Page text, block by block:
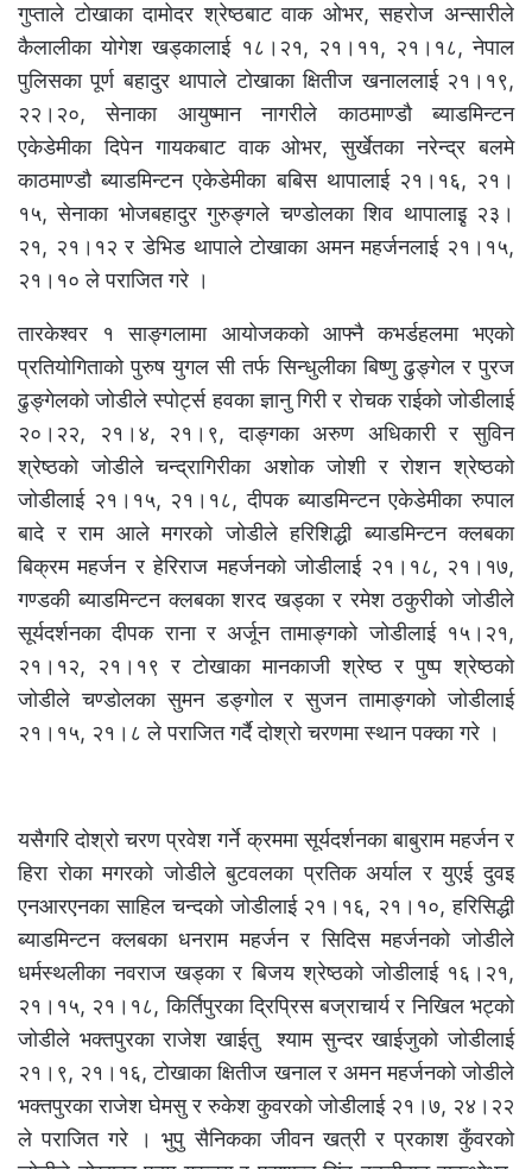
गुप्ताले टोखाका दामोदर श्रेष्ठबाट वाक ओभर, सहरोज अन्सारीले
कैलालीका योगेश खड्कालाई १८।२१, २१।११, २१।१८, नेपाल
पुलिसका पूर्ण बहादुर थापाले टोखाका क्षितीज खनाललाई २१।१९,
२२।२०, सेनाका आयुष्मान नागरीले काठमाण्डौ ब्याडमिन्टन
एकेडेमीका दिपेन गायकबाट वाक ओभर, सुर्खेतका नरेन्द्र बलमे
काठमाण्डौ ब्याडमिन्टन एकेडेमीका बबिस थापालाई २१।१६, २१।
१५, सेनाका भोजबहादुर गुरुङ्गले चण्डोलका शिव थापालाइृ २३।
२१, २१।१२ र डेभिड थापाले टोखाका अमन महर्जनलाई २१।१५,
२१।१० ले पराजित गरे ।
तारकेश्वर १ साङ्गलामा आयोजकको आफ्नै कभर्डहलमा भएको
प्रतियोगिताको पुरुष युगल सी तर्फ सिन्धुलीका बिष्णु ढुङ्गेल र पुरज
ढुङ्गेलको जोडीले स्पोर्ट्स हवका ज्ञानु गिरी र रोचक राईको जोडीलाई
२०।२२, २१।४, २१।९, दाङ्गका अरुण अधिकारी र सुविन
श्रेष्ठको जोडीले चन्द्रागिरीका अशोक जोशी र रोशन श्रेष्ठको
जोडीलाई २१।१५, २१।१८, दीपक ब्याडमिन्टन एकेडेमीका रुपाल
बादे र राम आले मगरको जोडीले हरिशिद्धी ब्याडमिन्टन क्लबका
बिक्रम महर्जन र हेरिराज महर्जनको जोडीलाई २१।१८, २१।१७,
गण्डकी ब्याडमिन्टन क्लबका शरद खड्का र रमेश ठकुरीको जोडीले
सूर्यदर्शनका दीपक राना र अर्जून तामाङ्गको जोडीलाई १५।२१,
२१।१२, २१।१९ र टोखाका मानकाजी श्रेष्ठ र पुष्प श्रेष्ठको
जोडीले चण्डोलका सुमन डङ्गोल र सुजन तामाङ्गको जोडीलाई
२१।१५, २१।८ ले पराजित गर्दै दोश्रो चरणमा स्थान पक्का गरे ।
यसैगरि दोश्रो चरण प्रवेश गर्ने क्रममा सूर्यदर्शनका बाबुराम महर्जन र
हिरा रोका मगरको जोडीले बुटवलका प्रतिक अर्याल र युएई दुवइ
एनआरएनका साहिल चन्दको जोडीलाई २१।१६, २१।१०, हरिसिद्धी
ब्याडमिन्टन क्लबका धनराम महर्जन र सिदिस महर्जनको जोडीले
धर्मस्थलीका नवराज खड्का र बिजय श्रेष्ठको जोडीलाई १६।२१,
२१।१५, २१।१८, किर्तिपुरका द्रिप्रिस बज्राचार्य र निखिल भट्को
जोडीले भक्तपुरका राजेश खाईतु श्याम सुन्दर खाईजुको जोडीलाई
२१।९, २१।१६, टोखाका क्षितीज खनाल र अमन महर्जनको जोडीले
भक्तपुरका राजेश घेमसु र रुकेश कुवरको जोडीलाई २१।७, २४।२२
ले पराजित गरे । भुपु सैनिकका जीवन खत्री र प्रकाश कुँवरको